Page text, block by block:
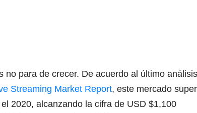
para de crecer. De acuerdo al último análisis
Streaming Market Report, este mercado
2020, alcanzando la cifra de USD $1,100